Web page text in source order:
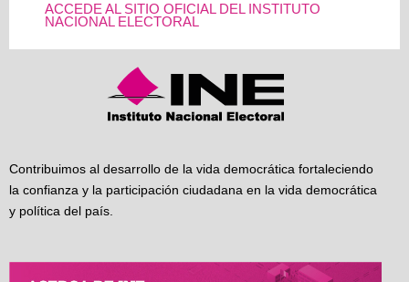
ACCEDE AL SITIO OFICIAL DEL INSTITUTO
NACIONAL ELECTORAL
Contribuimos al desarrollo de la vida democrática fortaleciendo
la confianza y la participación ciudadana en la vida democrática
y política del país.